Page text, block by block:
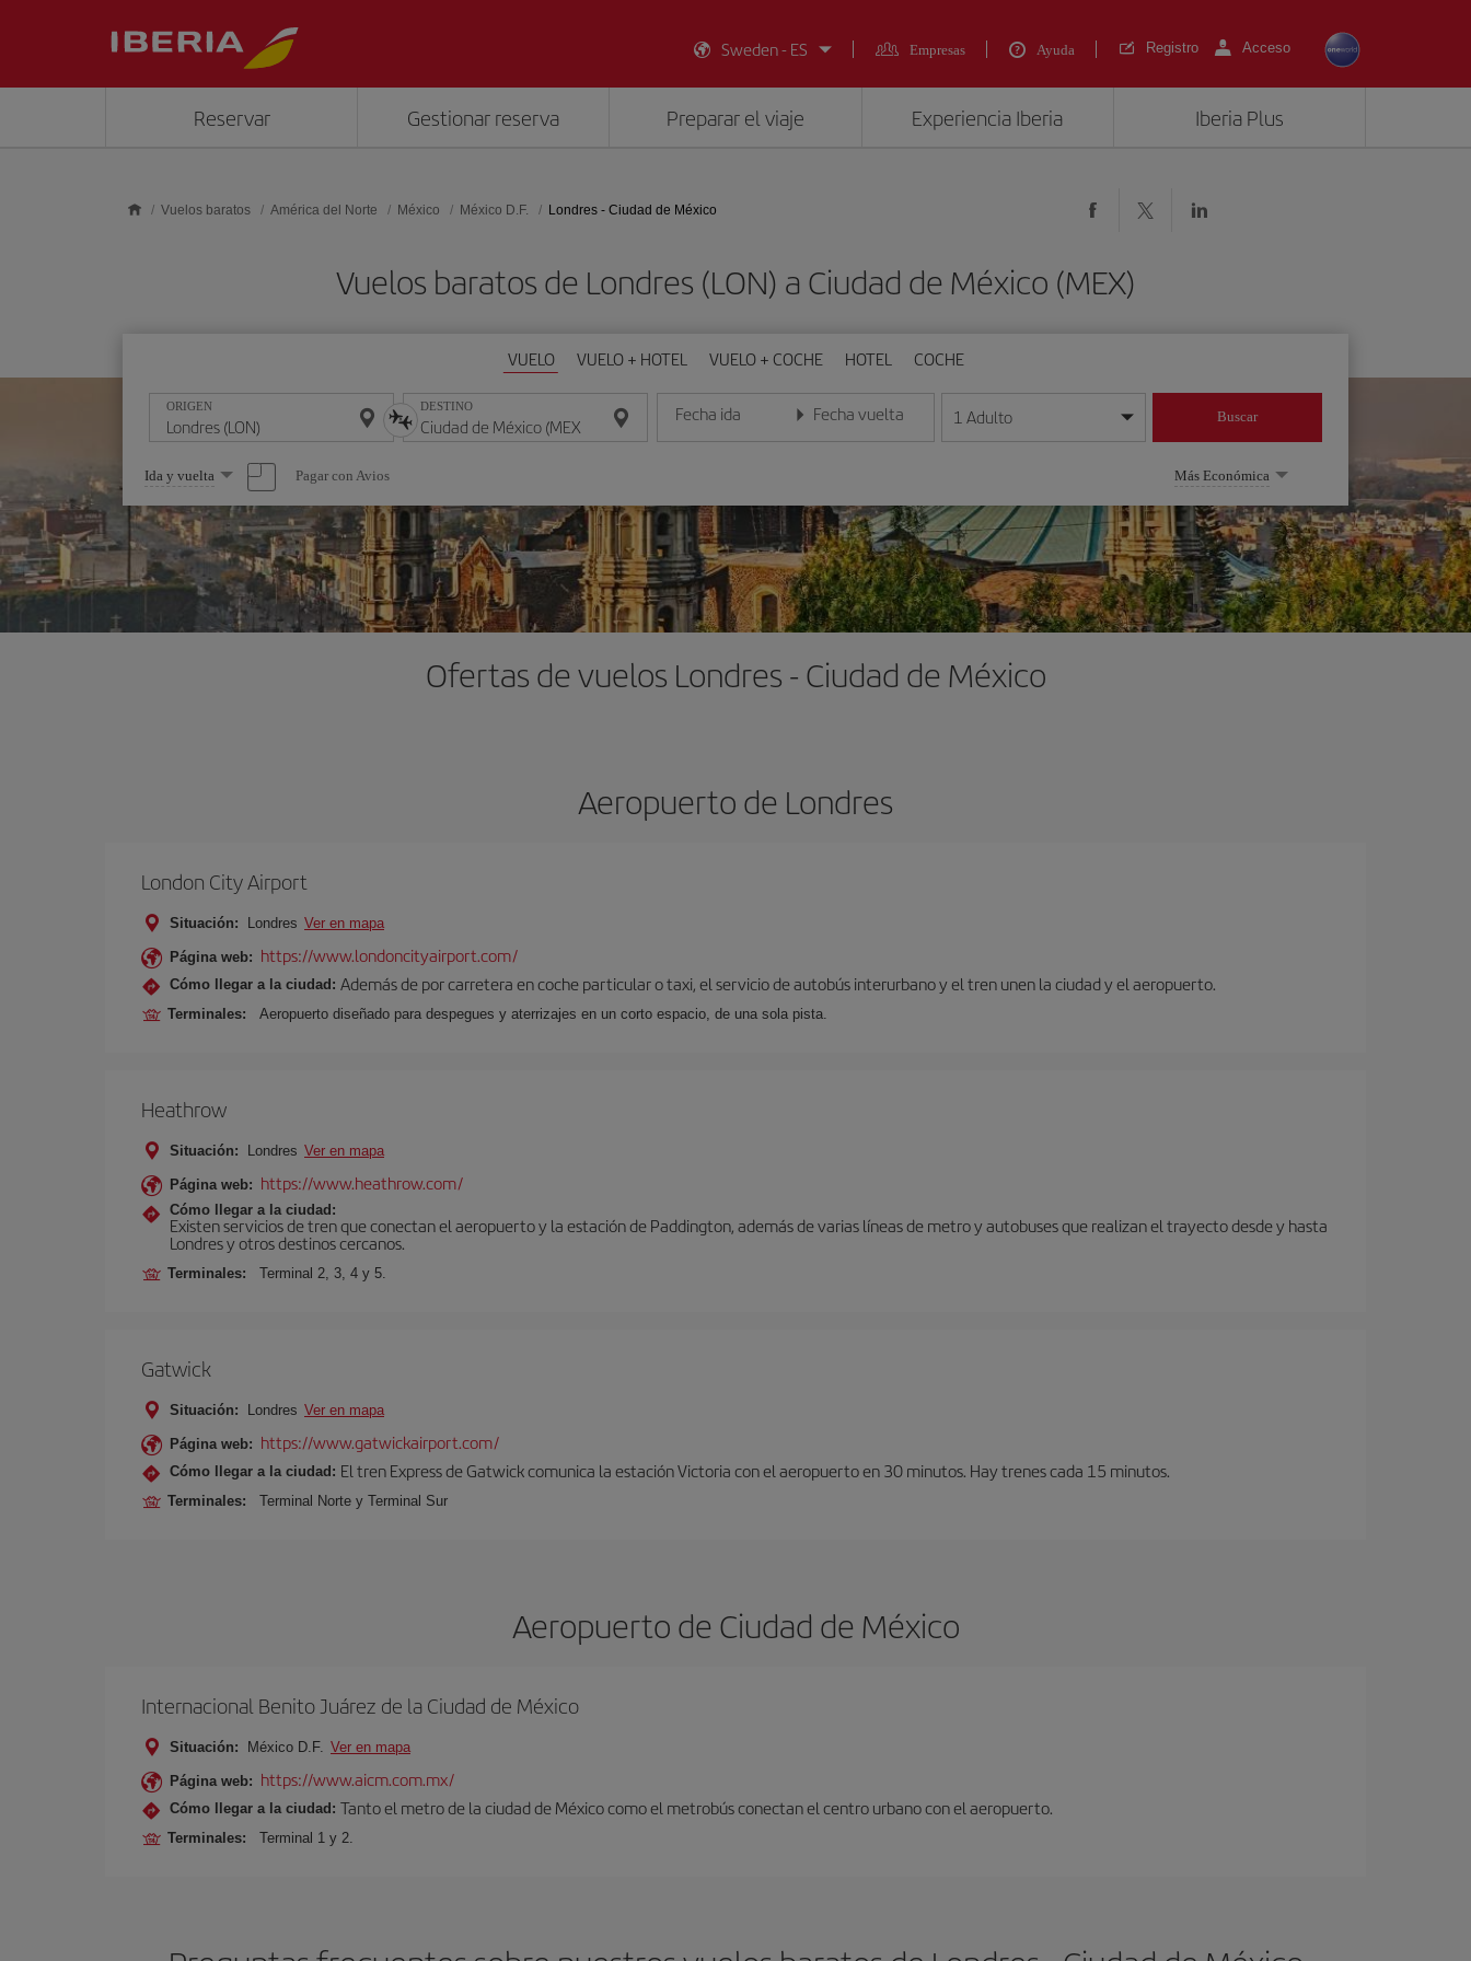
Sweden - ES
Empresas Ayuda Registro Acceso
Reservar Gestionar reserva Preparar el viaje Experiencia Iberia Iberia Plus
Vuelos baratos América del Norte México México D.F. Londres - Ciudad de México
Vuelos baratos de Londres (LON) a Ciudad de México (MEX)
VUELO VUELO + HOTEL VUELO + COCHE HOTEL COCHE
ORIGEN DESTINO Fecha ida
Introduce la fecha en formato día/mes/año
Fecha vuelta
Introduce la fecha en formato día/mes/año
1 Adulto Buscar
Seleccione
una
opción
Ida y vuelta Pagar con Avios Más Económica
Ofertas de vuelos Londres - Ciudad de México
Aeropuerto de Londres
London City Airport
Situación: Londres Ver en mapa
Página web: https://www.londoncityairport.com/
Cómo llegar a la ciudad: Además de por carretera en coche particular o taxi, el servicio de autobús interurbano y el tren unen la ciudad y el aeropuerto.
Terminales: Aeropuerto diseñado para despegues y aterrizajes en un corto espacio, de una sola pista.
Heathrow
Situación: Londres Ver en mapa
Página web: https://www.heathrow.com/
Cómo llegar a la ciudad:
Existen servicios de tren que conectan el aeropuerto y la estación de Paddington, además de varias líneas de metro y autobuses que realizan el trayecto desde y hasta
Londres y otros destinos cercanos.
Terminales: Terminal 2, 3, 4 y 5.
Gatwick
Situación: Londres Ver en mapa
Página web: https://www.gatwickairport.com/
Cómo llegar a la ciudad: El tren Express de Gatwick comunica la estación Victoria con el aeropuerto en 30 minutos. Hay trenes cada 15 minutos.
Terminales: Terminal Norte y Terminal Sur
Aeropuerto de Ciudad de México
Internacional Benito Juárez de la Ciudad de México
Situación: México D.F. Ver en mapa
Página web: https://www.aicm.com.mx/
Cómo llegar a la ciudad: Tanto el metro de la ciudad de México como el metrobús conectan el centro urbano con el aeropuerto.
Terminales: Terminal 1 y 2.